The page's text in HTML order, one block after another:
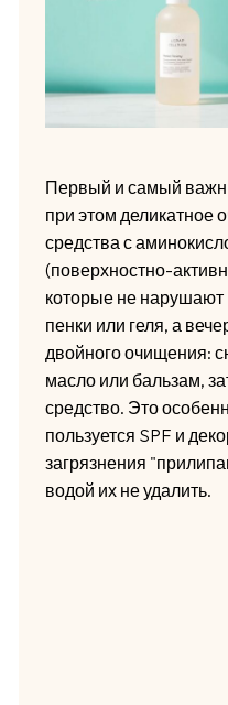
Первый и самый
при этом деликатное
средства с
(поверхностно-
которые не нарушают
пенки или геля, а
двойного очищения:
масло или бальзам,
средство. Это
пользуется SPF и
загрязнения
водой их не удалить.